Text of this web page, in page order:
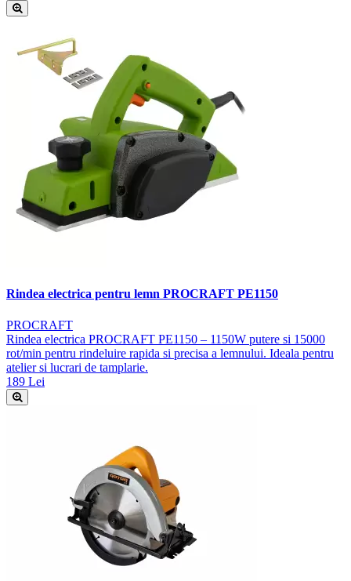
Rindea electrica pentru lemn PROCRAFT PE1150
PROCRAFT
Rindea electrica PROCRAFT PE1150 – 1150W putere si 15000
rot/min pentru rindeluire rapida si precisa a lemnului. Ideala pentru
atelier si lucrari de tamplarie.
189 Lei